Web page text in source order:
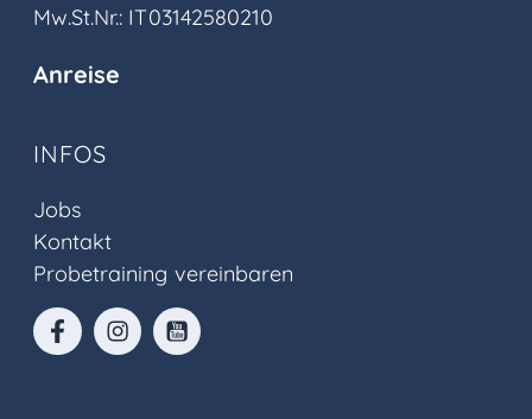
Mw.St.Nr.: IT03142580210
Anreise
INFOS
Jobs
Kontakt
Probetraining vereinbaren